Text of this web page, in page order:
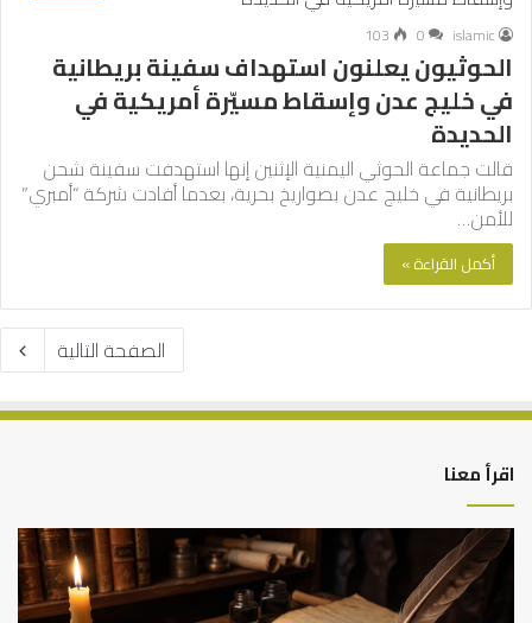
islamic
0
103
الحوثيون يعلنون استهداف سفينة بريطانية
في خليج عدن وإسقاط مسيّرة أمريكية في
الحديدة
قالت جماعة الحوثي اليمنية الإثنين إنها استهدفت سفينة شحن
بريطانية في خليج عدن بصواريخ بحرية، بعدما أفادت شركة “أمبري”
للأمن…
أكمل القراءة »
الصفحة التالية
اقرأ معنا
العلاقة
العلمية
الإمام